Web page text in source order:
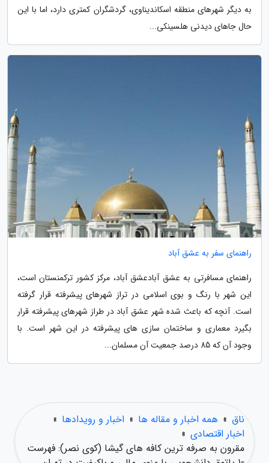
به دیگر شهرهای منطقه اسکاندیناوی، گردشگران کمتری دارد، اما با این
حال جاهای دیدنی هلسینکی...
راهنمای سفر به عشق آباد
راهنمای مسافرتی به عشق آبادعشق آباد، مرکز کشور ترکمنستان است،
این شهر با رنگ و بوی اسلامی در تراز شهرهای پیشرفته قرار گرفته
است. آنچه که باعث شده شهر عشق آباد در طراز شهرهای پیشرفته قرار
بگیرد معماری و ساختمان سازی های پیشرفته در این شهر است. با
وجود آن که 85 درصد جمعیت آن مسلمان...
ناق » همه اخبار و مقاله ها » اخبار و رویدادها »
اخبار اقتصادی »
مقرون به صرفه ترین کافه های گیشا (کوی نصر): فهرست